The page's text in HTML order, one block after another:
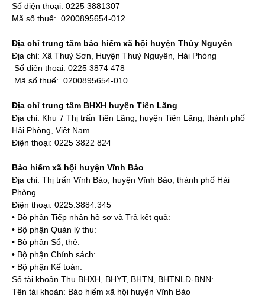
Số điện thoại: 0225 3881307
Mã số thuế: 0200895654-012
Địa chỉ trung tâm bảo hiểm xã hội huyện Thủy Nguyên
Địa chỉ: Xã Thuỷ Sơn, Huyện Thuỷ Nguyên, Hải Phòng
Số điện thoại: 0225 3874 478
Mã số thuế: 0200895654-010
Địa chỉ trung tâm BHXH huyện Tiên Lãng
Địa chỉ: Khu 7 Thị trấn Tiên Lãng, huyện Tiên Lãng, thành phố
Hải Phòng, Việt Nam.
Điện thoại: 0225 3822 824
Bảo hiểm xã hội huyện Vĩnh Bảo
Địa chỉ: Thị trấn Vĩnh Bảo, huyện Vĩnh Bảo, thành phố Hải
Phòng
Điện thoại: 0225.3884.345
• Bộ phận Tiếp nhận hồ sơ và Trả kết quả:
• Bộ phận Quản lý thu:
• Bộ phận Sổ, thẻ:
• Bộ phận Chính sách:
• Bộ phận Kế toán:
Số tài khoản Thu BHXH, BHYT, BHTN, BHTNLĐ-BNN:
Tên tài khoản: Bảo hiểm xã hội huyện Vĩnh Bảo